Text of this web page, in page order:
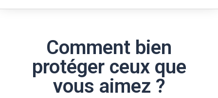
Comment bien
protéger ceux que
vous aimez ?